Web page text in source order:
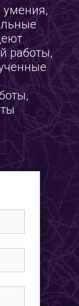
умения,
работы,